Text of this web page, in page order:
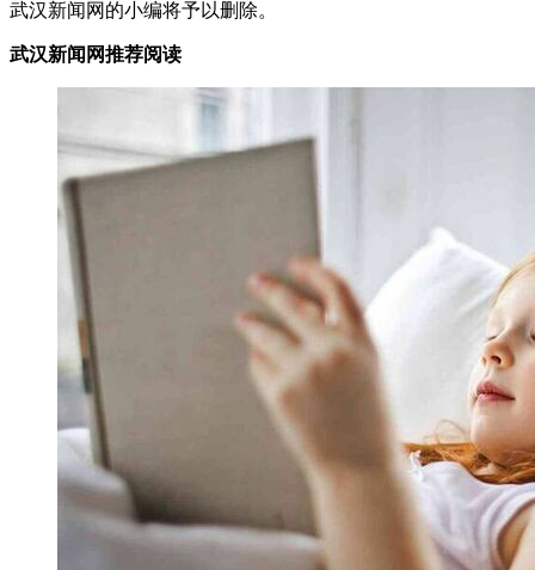
武汉新闻网的小编将予以删除。
武汉新闻网推荐阅读